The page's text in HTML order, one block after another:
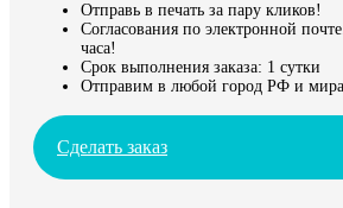
Отправь в печать за пару кликов!
Согласования по электронной
часа!
Срок выполнения заказа: 1 сутки
Отправим в любой город РФ и
Сделать заказ